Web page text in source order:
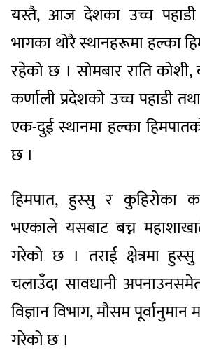
यस्तै, आज देशका उच्च पहाडी
भागका थोरै स्थानहरूमा हल्का
रहेको छ । सोमबार राति कोशी,
कर्णाली प्रदेशको उच्च पहाडी
एक-दुई स्थानमा हल्का
छ ।
हिमपात, हुस्सु र कुहिरोका
भएकाले यसबाट बच्न
गरेको छ । तराई क्षेत्रमा हुस्सु
चलाउँदा सावधानी
विज्ञान विभाग, मौसम
गरेको छ ।